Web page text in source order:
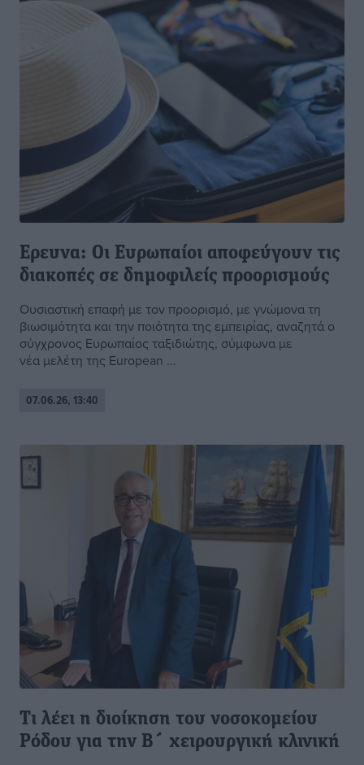
Ερευνα: Οι Ευρωπαίοι αποφεύγουν τις
διακοπές σε δημοφιλείς προορισμούς
Ουσιαστική επαφή με τον προορισμό, με γνώμονα τη
βιωσιμότητα και την ποιότητα της εμπειρίας, αναζητά ο
σύγχρονος Ευρωπαίος ταξιδιώτης, σύμφωνα με
νέα μελέτη της European ...
07.06.26, 13:40
Τι λέει η διοίκηση του νοσοκομείου
Ρόδου για την Β´ χειρουργική κλινική